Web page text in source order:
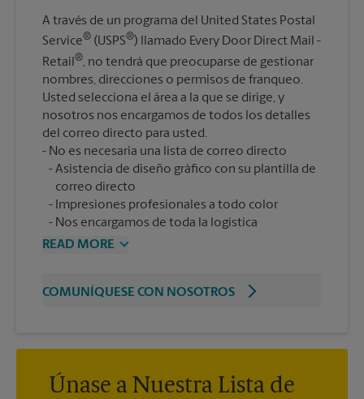
A través de un programa del United States Postal
Service® (USPS®) llamado Every Door Direct Mail -
Retail ®, no tendrá que preocuparse de gestionar
nombres, direcciones o permisos de franqueo.
Usted selecciona el área a la que se dirige, y
nosotros nos encargamos de todos los detalles
del correo directo para usted.
Asistencia de diseño gráfico con su plantilla de
correo directo
Impresiones profesionales a todo color
Nos encargamos de toda la logística
READ MORE
COMUNÍQUESE CON NOSOTROS
Únase a Nuestra Lista de